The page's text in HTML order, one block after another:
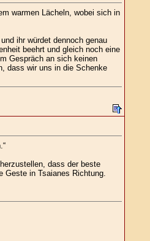
warmen Lächeln, wobei sich in
ihr würdet dennoch genau
beehrt und gleich noch eine
Gespräch an sich keinen
dass wir uns in die Schenke
dass der beste
Geste in Tsaianes Richtung.